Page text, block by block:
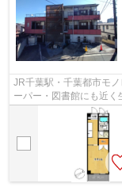
JR千葉駅・千葉都市モ
ーパー・図書館にも近
きます♪ エアコン1台付